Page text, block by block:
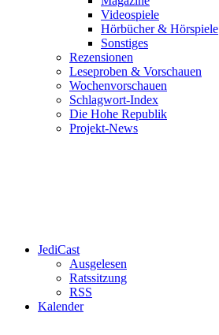
Videospiele
Hörbücher & Hörspiele
Sonstiges
Rezensionen
Leseproben & Vorschauen
Wochenvorschauen
Schlagwort-Index
Die Hohe Republik
Projekt-News
JediCast
Ausgelesen
Ratssitzung
RSS
Kalender